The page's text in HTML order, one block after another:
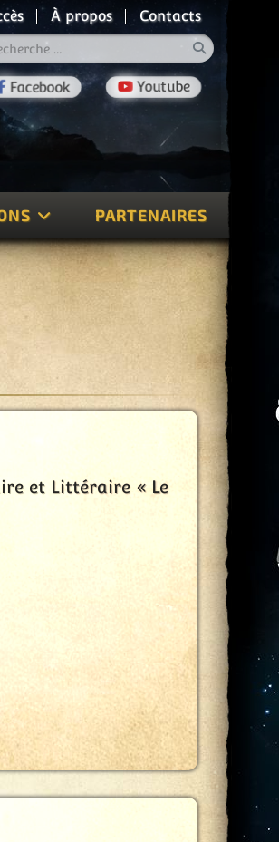
À propos
Contacts
PARTENAIRES
et Littéraire « Le